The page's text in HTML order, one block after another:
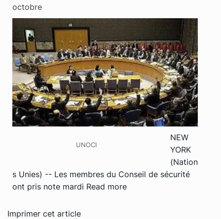
octobre
UNOCI
NEW
YORK
(Nation
s Unies) -- Les membres du Conseil de sécurité
ont pris note mardi Read more
Imprimer cet article